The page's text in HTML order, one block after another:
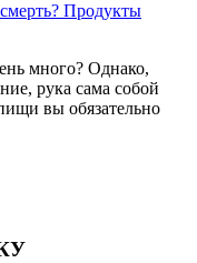
Продукты
много? Однако,
рука сама собой
вы обязательно